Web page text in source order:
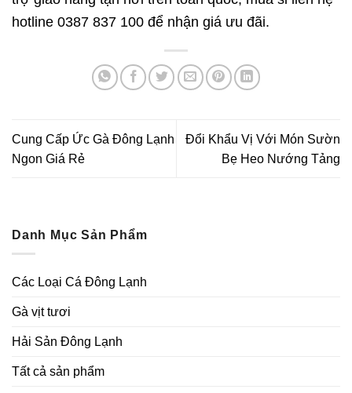
hotline 0387 837 100 để nhận giá ưu đãi.
Cung Cấp Ức Gà Đông Lạnh
Ngon Giá Rẻ
Đổi Khẩu Vị Với Món Sườn
Bẹ Heo Nướng Tảng
Danh Mục Sản Phẩm
Các Loại Cá Đông Lạnh
Gà vịt tươi
Hải Sản Đông Lạnh
Tất cả sản phẩm